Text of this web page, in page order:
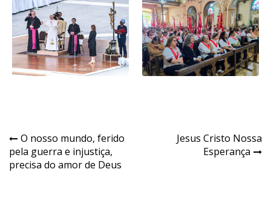
Navegação
de
O nosso mundo, ferido
pela guerra e injustiça,
precisa do amor de Deus
Jesus Cristo Nossa
Esperança